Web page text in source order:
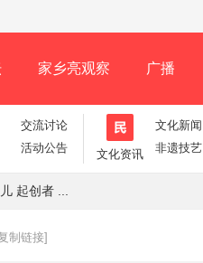
家乡亮观察 广播
交流讨论
活动公告 文化资讯
文化新闻
非遗技艺
起创者 ...
制链接]